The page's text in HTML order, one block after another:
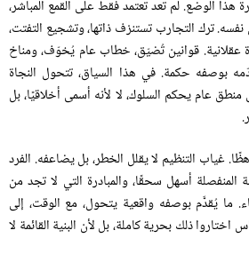
هذا الوضع.لم تعد تعتمد فقط على القمع المباشر،
.ترك التجارب تستنزف ذاتها، وتشجيع التفتت،
. قوانين تُضيّق، خطاب عام يُخوّف، ومناخ
بوصفه حكمة. في هذا السياق، تتحول النجاة
عام يحكم السلوك، لا لأنه أسمى أخلاقيًا، بل
.
. غياب التنظيم لا يقلل الخطر، بل يضاعفه. الفرد
المنفصلة أسهل سحقًا، والمبادرة التي لا تجد من
. ما يُقدَّم بوصفه واقعية يتحول، مع الوقت، إلى
اختاروا ذلك بحرية كاملة، بل لأن البنية القائمة لا